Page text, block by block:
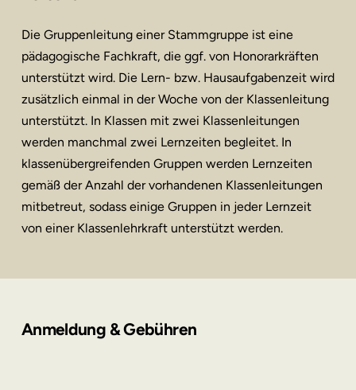
Die Gruppenleitung einer Stammgruppe ist eine
pädagogische Fachkraft, die ggf. von Honorarkräften
unterstützt wird. Die Lern- bzw. Hausaufgabenzeit wird
zusätzlich einmal in der Woche von der Klassenleitung
unterstützt. In Klassen mit zwei Klassenleitungen
werden manchmal zwei Lernzeiten begleitet. In
klassenübergreifenden Gruppen werden Lernzeiten
gemäß der Anzahl der vorhandenen Klassenleitungen
mitbetreut, sodass einige Gruppen in jeder Lernzeit
von einer Klassenlehrkraft unterstützt werden.
Anmeldung & Gebühren